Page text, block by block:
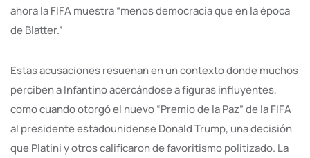
ahora la FIFA muestra “menos democracia que en la época
de Blatter.”
Estas acusaciones resuenan en un contexto donde muchos
perciben a Infantino acercándose a figuras influyentes,
como cuando otorgó el nuevo “Premio de la Paz” de la FIFA
al presidente estadounidense Donald Trump, una decisión
que Platini y otros calificaron de favoritismo politizado. La